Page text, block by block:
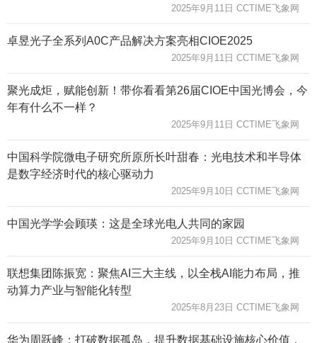
2025年9月11日 CCTIME飞象网
卓昱光子全系列A0C产品解决方案亮相CIOE2025
2025年9月11日 CCTIME飞象网
聚光成炬，赋能创新！带你看看第26届CIOE中国光博会，今
年有什么不一样？
2025年9月11日 CCTIME飞象网
中国科学院微电子研究所原所长叶甜春：光电技术和半导体
是数字经济时代的核心驱动力
2025年9月10日 CCTIME飞象网
中国光学学会顾瑛：这是全球光电人共同的家园
2025年9月10日 CCTIME飞象网
联想集团陈振宽：聚焦AI三大主线，以全栈AI能力布局，推
动算力产业与智能化转型
2025年8月23日 CCTIME飞象网
华为周跃峰：打破数据孤岛，提升数据基础设施核心价值，